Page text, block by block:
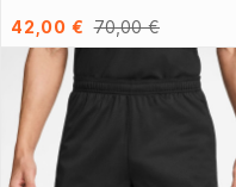
42,00 € 70,00 €